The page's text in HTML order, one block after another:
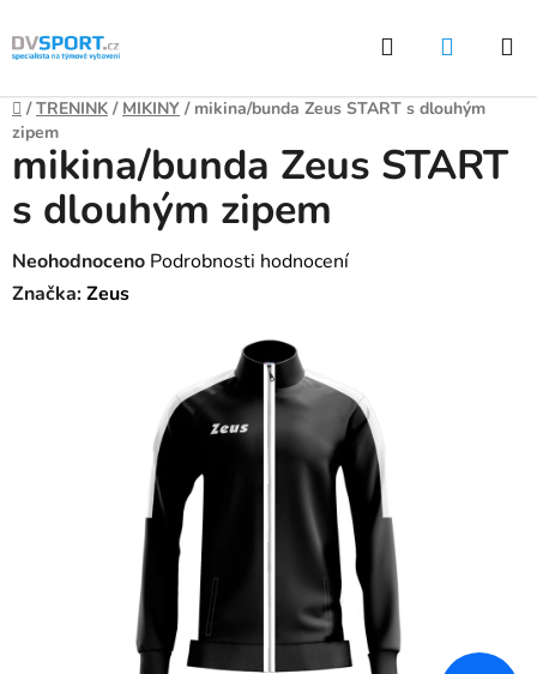
Přejít
na
Hledat
Domů
/ TRENINK / MIKINY / mikina/bunda Zeus START s dlouhým
zipem
mikina/bunda Zeus START
s dlouhým zipem
Průměrné
hodnocení
Neohodnoceno Podrobnosti hodnocení
Značka:Zeus